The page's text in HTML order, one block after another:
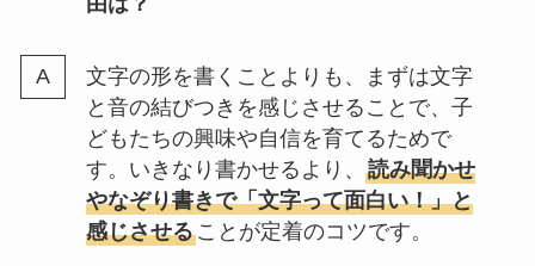
文字の形を書くことよりも、まずは文字
と音の結びつきを感じさせることで、子
どもたちの興味や自信を育てるためで
す。いきなり書かせるより、 読み聞かせ
やなぞり書きで「文字って面白い！」と
感じさせることが定着のコツです。